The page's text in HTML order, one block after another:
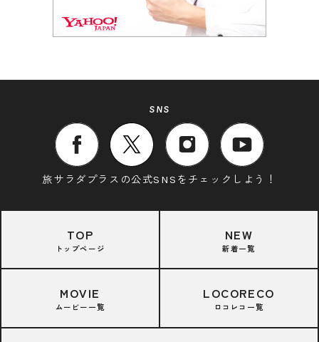
SNS
旅サラダプラスの公式SNSをチェックしよう！
TOP
トップページ
NEW
新着一覧
MOVIE
ムービー一覧
LOCORECO
ロコレコ一覧